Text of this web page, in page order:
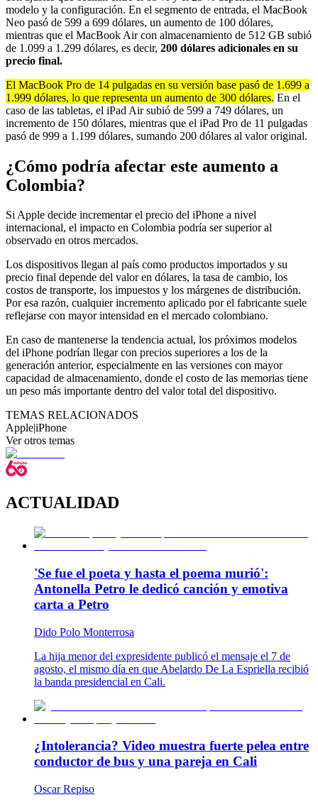
modelo y la configuración. En el segmento de entrada, el MacBook
Neo pasó de 599 a 699 dólares, un aumento de 100 dólares,
mientras que el MacBook Air con almacenamiento de 512 GB subió
de 1.099 a 1.299 dólares, es decir, 200 dólares adicionales en su
precio final.
El MacBook Pro de 14 pulgadas en su versión base pasó de 1.699 a
1.999 dólares, lo que representa un aumento de 300 dólares. En el
caso de las tabletas, el iPad Air subió de 599 a 749 dólares, un
incremento de 150 dólares, mientras que el iPad Pro de 11 pulgadas
pasó de 999 a 1.199 dólares, sumando 200 dólares al valor original.
¿Cómo podría afectar este aumento a
Colombia?
Si Apple decide incrementar el precio del iPhone a nivel
internacional, el impacto en Colombia podría ser superior al
observado en otros mercados.
Los dispositivos llegan al país como productos importados y su
precio final depende del valor en dólares, la tasa de cambio, los
costos de transporte, los impuestos y los márgenes de distribución.
Por esa razón, cualquier incremento aplicado por el fabricante suele
reflejarse con mayor intensidad en el mercado colombiano.
En caso de mantenerse la tendencia actual, los próximos modelos
del iPhone podrían llegar con precios superiores a los de la
generación anterior, especialmente en las versiones con mayor
capacidad de almacenamiento, donde el costo de las memorias tiene
un peso más importante dentro del valor total del dispositivo.
TEMAS RELACIONADOS
Apple|iPhone
Ver otros temas
ACTUALIDAD
'Se fue el poeta y hasta el poema murió':
Antonella Petro le dedicó canción y emotiva
carta a Petro
Dido Polo Monterrosa
La hija menor del expresidente publicó el mensaje el 7 de
agosto, el mismo día en que Abelardo De La Espriella recibió
la banda presidencial en Cali.
¿Intolerancia? Video muestra fuerte pelea entre
conductor de bus y una pareja en Cali
Oscar Repiso